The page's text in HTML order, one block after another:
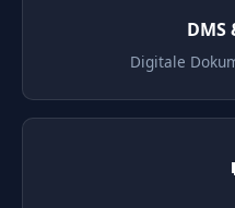
DMS
Digitale